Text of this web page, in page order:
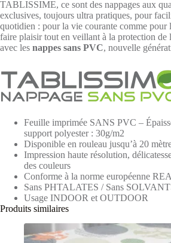
TABLISSIME, ce sont des nappages aux
exclusives, toujours ultra pratiques, pour
quotidien : pour la vie courante comme pour
faire plaisir tout en veillant à la protection de
avec les nappes sans PVC, nouvelle
Feuille imprimée SANS PVC –
support polyester : 30g/m2
Disponible en rouleau jusqu’à 20
Impression haute résolution,
des couleurs
Conforme à la norme européenne
Sans PHTALATES / Sans
Usage INDOOR et OUTDOOR
Produits similaires